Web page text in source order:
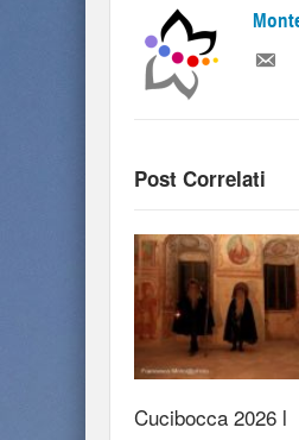
Post Correlati
Cucibocca 2026 l